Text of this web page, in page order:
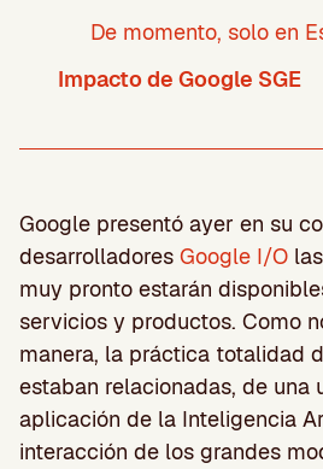
De momento, solo en
Impacto de Google SGE
Google presentó ayer en su
desarrolladores Google I/O
muy pronto estarán
servicios y productos. Como
manera, la práctica totalidad
estaban relacionadas, de una
aplicación de la Inteligencia
interacción de los grandes